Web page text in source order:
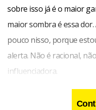
sobre isso já é o maior
maior sombra é essa
pouco nisso, porque
alerta. Não é racional,
influenciadora.